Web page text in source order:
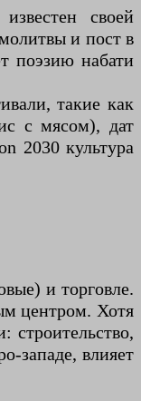
своей
и пост в
поэзию набати
такие как
с мясом), дат
2030 культура
и торговле.
центром. Хотя
строительство,
западе, влияет